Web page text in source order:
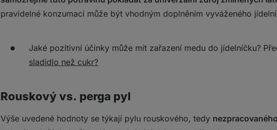
pravidelné konzumaci může být vhodným doplněním vyváženého
Jaké pozitivní účinky může mít zařazení medu do jídelníčku?
sladidlo než cukr?
Rouskový vs. perga pyl
Výše uvedené hodnoty se týkají pylu rouskového, tedy